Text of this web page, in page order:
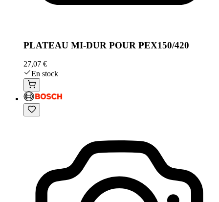
PLATEAU MI-DUR POUR PEX150/420
27,07 €
En stock